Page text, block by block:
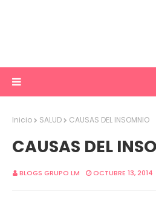
Inicio SALUD CAUSAS DEL INSOMNIO
CAUSAS DEL
BLOGS GRUPO LM OCTUBRE 13, 2014